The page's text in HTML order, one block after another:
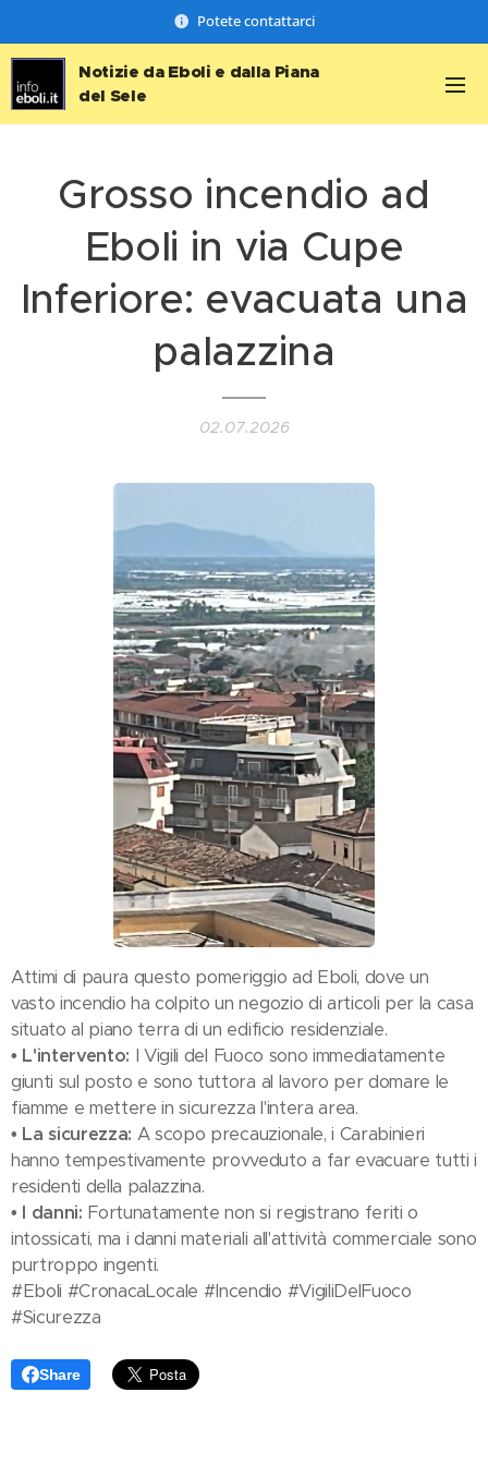
Potete contattarci
Notizie da Eboli e dalla Piana
del Sele
Grosso incendio ad
Eboli in via Cupe
Inferiore: evacuata una
palazzina
02.07.2026
Attimi di paura questo pomeriggio ad Eboli, dove un
vasto incendio ha colpito un negozio di articoli per la casa
situato al piano terra di un edificio residenziale.
• L'intervento: I Vigili del Fuoco sono immediatamente
giunti sul posto e sono tuttora al lavoro per domare le
fiamme e mettere in sicurezza l'intera area.
• La sicurezza: A scopo precauzionale, i Carabinieri
hanno tempestivamente provveduto a far evacuare tutti i
residenti della palazzina.
• I danni: Fortunatamente non si registrano feriti o
intossicati, ma i danni materiali all'attività commerciale sono
purtroppo ingenti.
#Eboli #CronacaLocale #Incendio #VigiliDelFuoco
#Sicurezza
Share